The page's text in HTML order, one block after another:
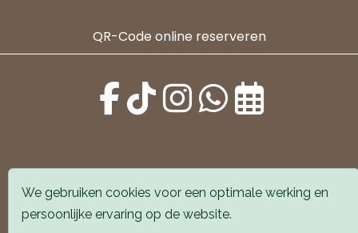
QR-Code online reserveren
Alle locaties zijn goed bereikbaar met auto en
openbaar vervoer. Er is parkeergelegenheid voor de
We gebruiken cookies voor een optimale werking en
persoonlijke ervaring op de website.